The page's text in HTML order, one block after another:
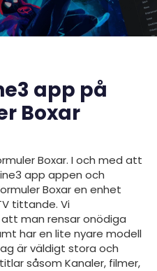
app på
Boxar
Boxar. I och med att
app appen och
Boxar en enhet
tittande. Vi
man rensar onödiga
har en lite nyare modell
är väldigt stora och
såsom Kanaler, filmer,